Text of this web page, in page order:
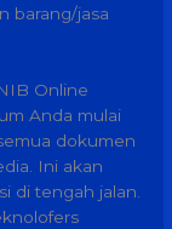
barang/jasa
Online
Anda mulai
dokumen
Ini akan
di tengah jalan.